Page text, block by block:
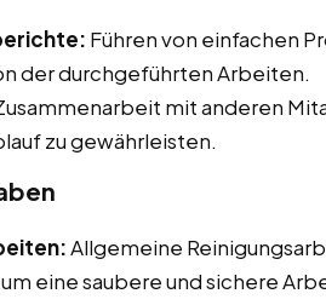
Führen von einfachen
der durchgeführten Arbeiten.
mit anderen
zu gewährleisten.
Allgemeine
eine saubere und sichere